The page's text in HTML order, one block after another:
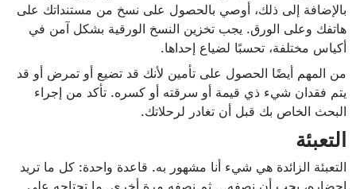
بالإضافة إلى ذلك، أوصي بالحصول على نسخ من مستنداتك على
هاتفك وعلى الورق. يجب تخزين النسخ الورقية بشكل آمن في
أكياس مختلفة، تحسبًا لضياع إحداها.
من المهم أيضًا الحصول على تأمين لأنك قد تضيع أو تمرض أو قد
يتم فقدان شيء ذي قيمة أو سرقته أو كسره. تأكد من إجراء
البحث الخاص بك قبل أن تغادر لرحلاتك.
التعبئة
التعبئة الزائدة هي شيء أنا مشهور به. قاعدة واحدة: كل ما تريد
إحضاره، يجب أن نصفه... ثم نصفه مرة أخرى. ما تحتاجه على